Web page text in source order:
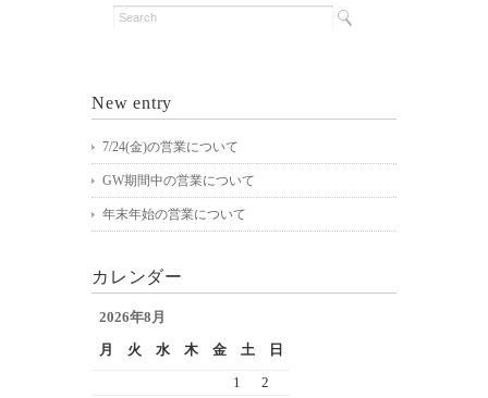
New entry
7/24(金)の営業について
GW期間中の営業について
年末年始の営業について
カレンダー
2026年8月
月
火 水 木 金 土 日
1
2